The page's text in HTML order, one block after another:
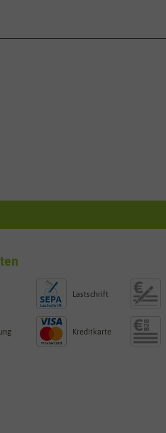
Lastschrift
Kreditkarte